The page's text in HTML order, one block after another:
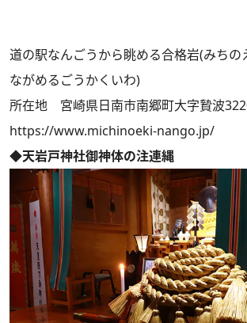
道の駅なんごうから眺める合格岩(みちの
ながめるごうかくいわ)
所在地 宮崎県日南市南郷町大字贄波
https://www.michinoeki-nango.jp/
◆天岩戸神社御神体の注連縄